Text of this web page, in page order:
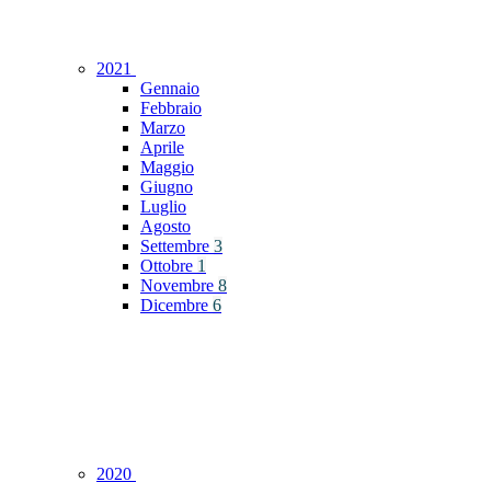
2021
Gennaio
Febbraio
Marzo
Aprile
Maggio
Giugno
Luglio
Agosto
Settembre 3
Ottobre 1
Novembre 8
Dicembre 6
2020